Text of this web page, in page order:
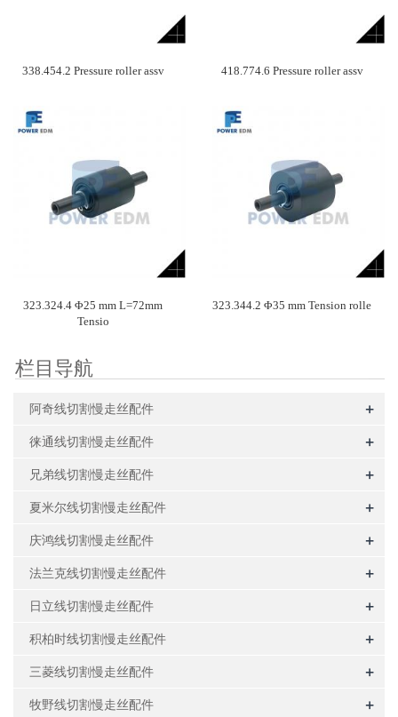
338.454.2 Pressure roller assv 418.774.6 Pressure roller assv
323.324.4 Φ25 mm L=72mm
Tensio
323.344.2 Φ35 mm Tension rolle
栏目导航
阿奇线切割慢走丝配件 +
徕通线切割慢走丝配件 +
兄弟线切割慢走丝配件 +
夏米尔线切割慢走丝配件 +
庆鸿线切割慢走丝配件 +
法兰克线切割慢走丝配件 +
日立线切割慢走丝配件 +
积柏时线切割慢走丝配件 +
三菱线切割慢走丝配件 +
牧野线切割慢走丝配件 +